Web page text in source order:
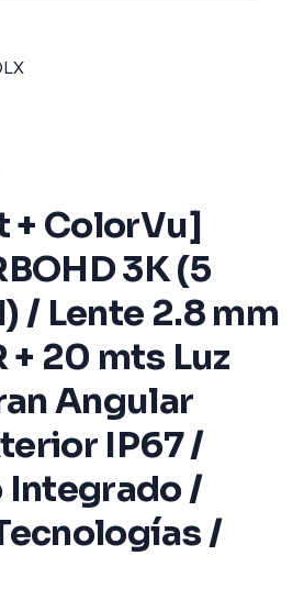
+ ColorVu]
3K (5
/ Lente 2.8 mm
+ 20 mts Luz
Angular
IP67 /
/
/